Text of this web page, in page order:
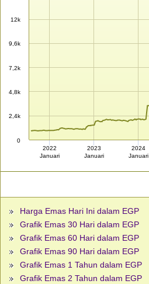
0
2,4k
4,8k
7,2k
9,6k
12k
2022
Januari
2023
Januari
2024
Januari
Harga Emas Hari Ini dalam EGP
Grafik Emas 30 Hari dalam EGP
Grafik Emas 60 Hari dalam EGP
Grafik Emas 90 Hari dalam EGP
Grafik Emas 1 Tahun dalam EGP
Grafik Emas 2 Tahun dalam EGP